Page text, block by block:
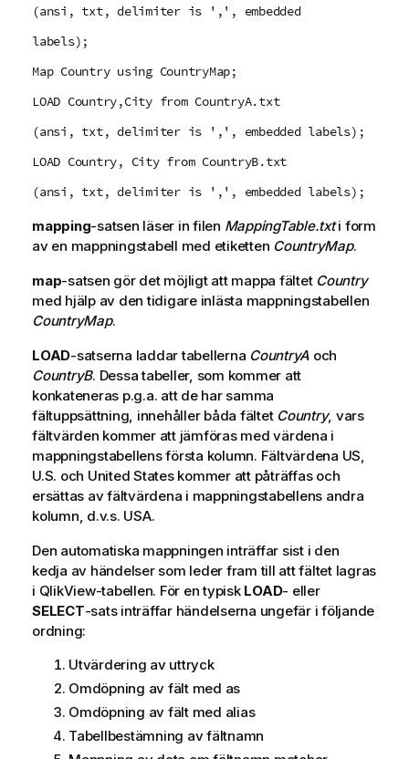
(ansi, txt, delimiter is ',', embedded
labels);
Map Country using CountryMap;
LOAD Country,City from CountryA.txt
(ansi, txt, delimiter is ',', embedded labels);
LOAD Country, City from CountryB.txt
(ansi, txt, delimiter is ',', embedded labels);
mapping-satsen läser in filen MappingTable.txti form
av en mappningstabell med etiketten CountryMap.
map-satsen gör det möjligt att mappa fältet Country
med hjälp av den tidigare inlästa mappningstabellen
CountryMap.
LOAD-satserna laddar tabellerna CountryA och
CountryB. Dessa tabeller, som kommer att
konkateneras p.g.a. att de har samma
fältuppsättning, innehåller båda fältet Country, vars
fältvärden kommer att jämföras med värdena i
mappningstabellens första kolumn. Fältvärdena US,
U.S. och United Stateskommer att påträffas och
ersättas av fältvärdena i mappningstabellens andra
kolumn, d.v.s. USA.
Den automatiska mappningen inträffar sist i den
kedja av händelser som leder fram till att fältet lagras
i QlikView-tabellen. För en typisk LOAD- eller
SELECT-sats inträffar händelserna ungefär i följande
ordning:
Utvärdering av uttryck
Omdöpning av fält med as
Omdöpning av fält med alias
Tabellbestämning av fältnamn